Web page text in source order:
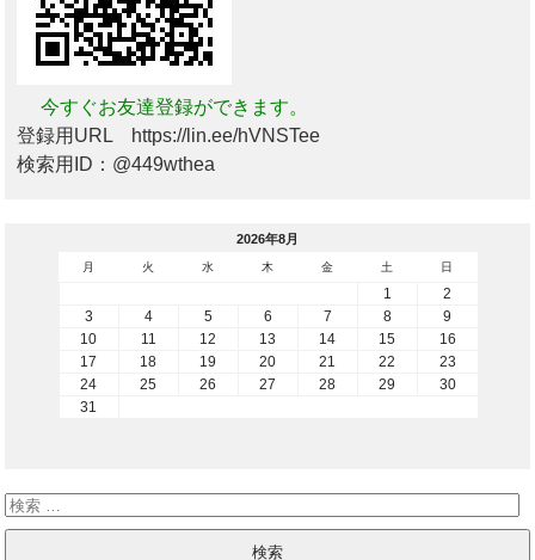
今すぐお友達登録ができます。
登録用URL https://lin.ee/hVNSTee
検索用ID：@449wthea
2026年8月
月 火 水 木 金 土 日
1
2
3
4 5 6 7 8
9
10
11 12 13 14 15
16
17
18 19 20 21 22
23
24
25 26 27 28 29
30
31